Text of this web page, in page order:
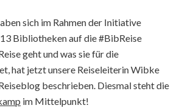
sich im Rahmen der Initiative
Bibliotheken auf die #BibReise
geht und was sie für die
hat jetzt unsere Reiseleiterin Wibke
beschrieben. Diesmal steht die
im Mittelpunkt!